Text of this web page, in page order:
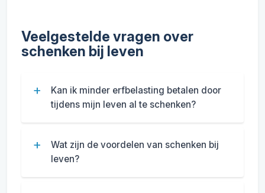
Veelgestelde vragen over
schenken bij leven
Kan ik minder erfbelasting betalen door
tijdens mijn leven al te schenken?
Wat zijn de voordelen van schenken bij
leven?